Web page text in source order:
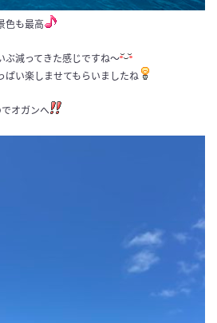
色も最高
ぶ減ってきた感じですね～
ぱい楽しませてもらいましたね
オガンへ